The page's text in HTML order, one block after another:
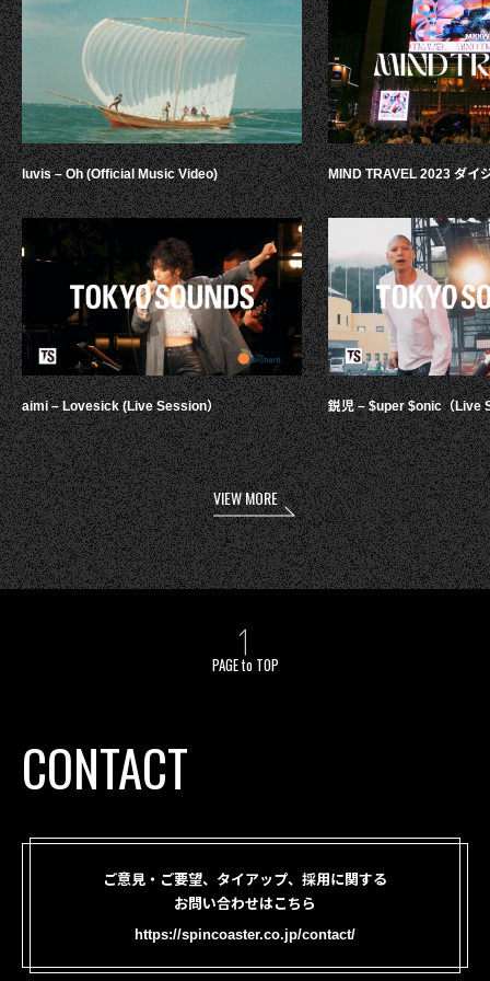
luvis – Oh (Official Music Video)
aimi – Lovesick (Live Session）
MIND TRAVEL 2023 ダイ
鋭児 – $uper $onic（Live
VIEW MORE
PAGE to TOP
CONTACT
ご意見・ご要望、タイアップ、採用に関する
お問い合わせはこちら
https://spincoaster.co.jp/contact/